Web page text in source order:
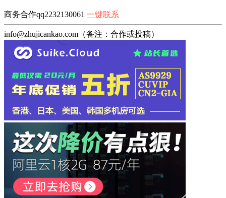
商务合作qq2232130061 一键联系
info@zhujicankao.com（备注：合作或投稿）